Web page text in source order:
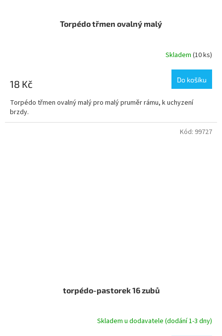
Torpédo třmen ovalný malý
Skladem (10 ks)
18 Kč Do košíku
Torpédo třmen ovalný malý pro malý pruměr rámu, k uchyzení
brzdy.
torpédo-pastorek 16 zubů
Skladem u dodavatele (dodání 1-3 dny)
Kód: 99727